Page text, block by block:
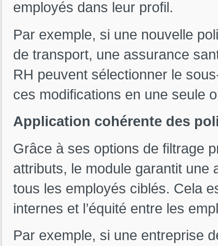
employés dans leur profil.
Par exemple, si une nouvelle
de transport, une assurance
RH peuvent sélectionner le
ces modifications en une seule
Application cohérente des
Grâce à ses options de filtrage
attributs, le module garantit une
tous les employés ciblés. Cela
internes et l’équité entre les
Par exemple, si une entreprise